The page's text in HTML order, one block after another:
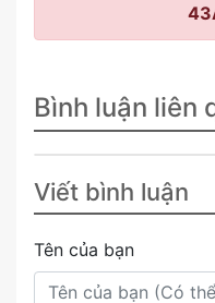
Bình luận liên
Viết bình luận
Tên của bạn